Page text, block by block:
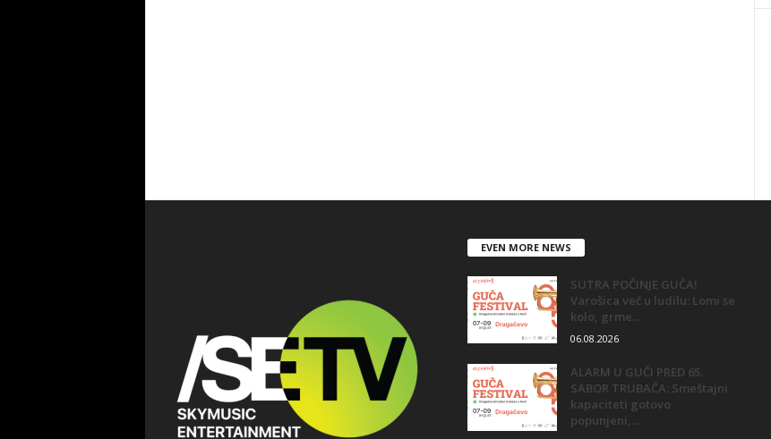
EVEN MORE NEWS
SUTRA POČINJE GUČA!
Varošica već u ludilu: Lomi se
kolo, grme...
06.08.2026
ALARM U GUČI PRED 65.
SABOR TRUBAČA: Smeštajni
kapaciteti gotovo
popunjeni,...